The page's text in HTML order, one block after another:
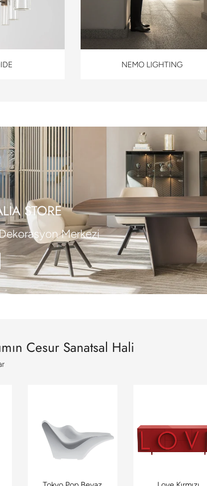
NEMO LIGHTING
STORE
Merkezi
Cesur Sanatsal Hali